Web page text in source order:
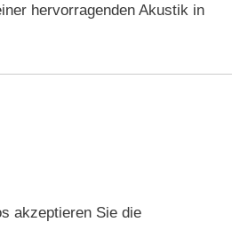
hervorragenden Akustik in
akzeptieren Sie die